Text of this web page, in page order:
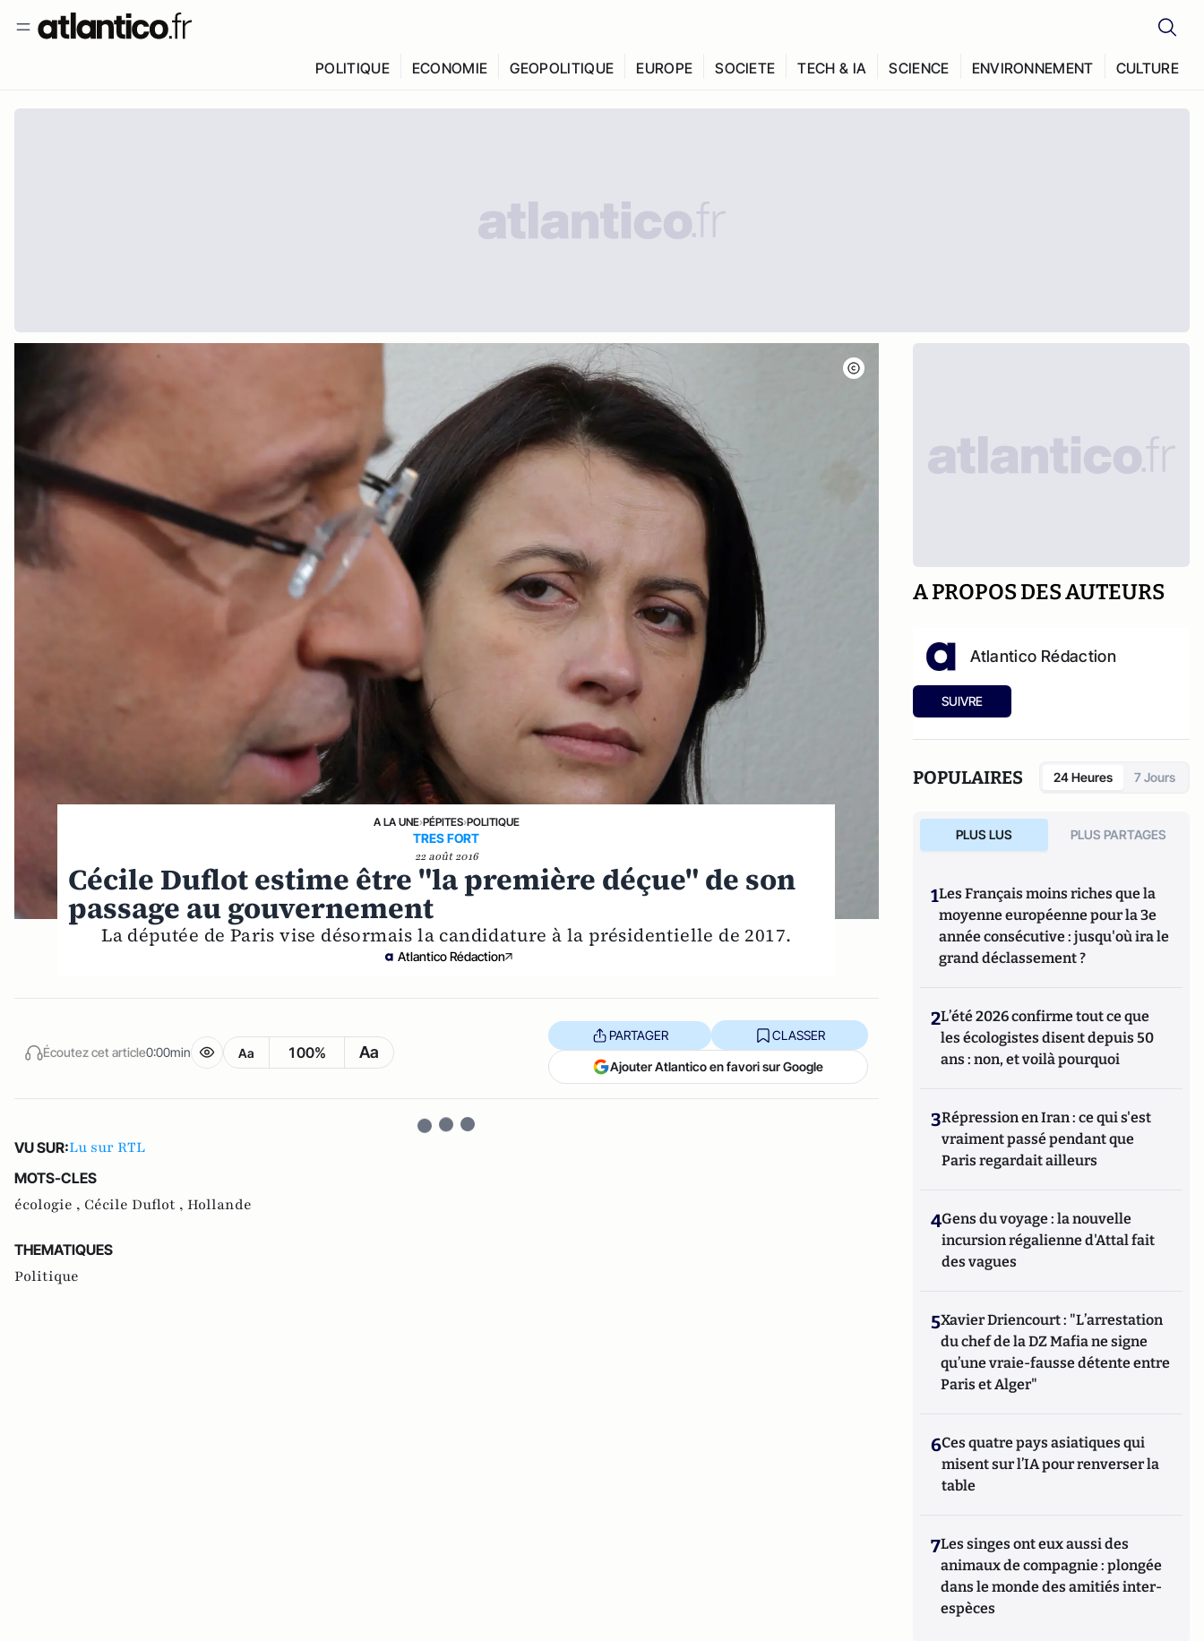
POLITIQUE ECONOMIE GEOPOLITIQUE EUROPE SOCIETE TECH & IA SCIENCE ENVIRONNEMENT CULTURE
A LA UNE›PÉPITES›POLITIQUE
TRES FORT
22 août 2016
Cécile Duflot estime être "la première déçue" de son
passage au gouvernement
La députée de Paris vise désormais la candidature à la présidentielle de 2017.
Atlantico Rédaction
Écoutez cet article0:00min Aa 100% Aa
PARTAGER CLASSER
Ajouter Atlantico en favori sur Google
VU SUR:Lu sur RTL
MOTS-CLES
écologie , Cécile Duflot , Hollande
THEMATIQUES
Politique
A PROPOS DES AUTEURS
Atlantico Rédaction
SUIVRE
POPULAIRES 24 Heures 7 Jours
PLUS LUS PLUS PARTAGES
1Les Français moins riches que la
moyenne européenne pour la 3e
année consécutive : jusqu'où ira le
grand déclassement ?
2L’été 2026 confirme tout ce que
les écologistes disent depuis 50
ans : non, et voilà pourquoi
3Répression en Iran : ce qui s'est
vraiment passé pendant que
Paris regardait ailleurs
4Gens du voyage : la nouvelle
incursion régalienne d'Attal fait
des vagues
5Xavier Driencourt : "L’arrestation
du chef de la DZ Mafia ne signe
qu’une vraie-fausse détente entre
Paris et Alger"
6Ces quatre pays asiatiques qui
misent sur l’IA pour renverser la
table
7Les singes ont eux aussi des
animaux de compagnie : plongée
dans le monde des amitiés inter-
espèces